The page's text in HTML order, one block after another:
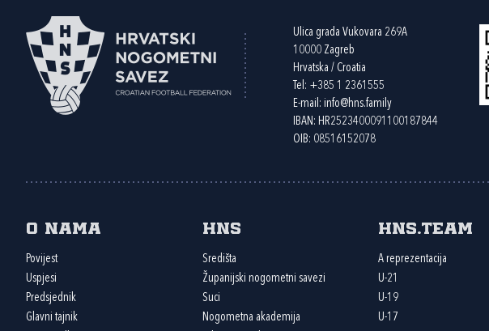
Ulica grada Vukovara 269A
10000 Zagreb
Hrvatska / Croatia
Tel: +385 1 2361555
E-mail: info@hns.family
IBAN: HR2523400091100187844
OIB: 08516152078
O nama
Povijest
Uspjesi
Predsjednik
Glavni tajnik
HNS
Središta
Županijski nogometni savezi
Suci
Nogometna akademija
HNS.team
A reprezentacija
U-21
U-19
U-17